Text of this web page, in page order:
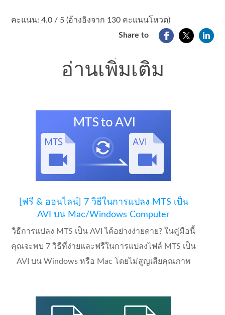
คะแนน: 4.0 / 5 (อ้างอิงจาก 130 คะแนนโหวต)
Share to
อ่านเพิ่มเติม
[ฟรี & ออนไลน์] 7 วิธีในการแปลง MTS เป็น
AVI บน Mac/Windows Computer
วิธีการแปลง MTS เป็น AVI ได้อย่างง่ายดาย? ในคู่มือนี้
คุณจะพบ 7 วิธีที่ง่ายและฟรีในการแปลงไฟล์ MTS เป็น
AVI บน Windows หรือ Mac โดยไม่สูญเสียคุณภาพ